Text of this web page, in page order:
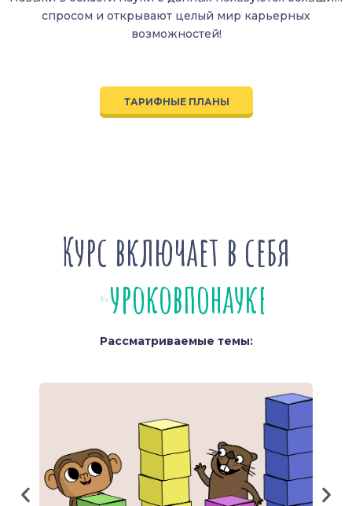
спросом и открывают целый мир карьерных
возможностей!
ТАРИФНЫЕ ПЛАНЫ
Курс включает в себя
н уке
2урокатворения
Рассматриваемые темы: